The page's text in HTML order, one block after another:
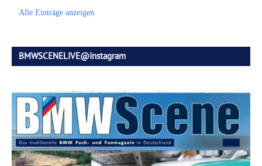
Alle Einträge anzeigen
BMWSCENELIVE@Instagram